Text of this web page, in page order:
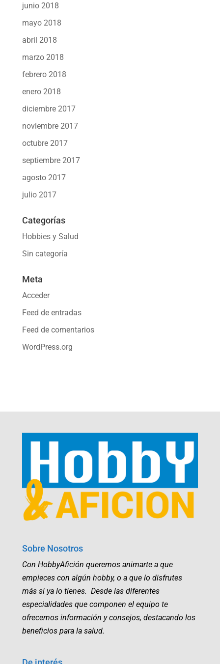
junio 2018
mayo 2018
abril 2018
marzo 2018
febrero 2018
enero 2018
diciembre 2017
noviembre 2017
octubre 2017
septiembre 2017
agosto 2017
julio 2017
Categorías
Hobbies y Salud
Sin categoría
Meta
Acceder
Feed de entradas
Feed de comentarios
WordPress.org
Sobre Nosotros
Con HobbyAfición queremos animarte a que
empieces con algún hobby, o a que lo disfrutes
más si ya lo tienes. Desde las diferentes
especialidades que componen el equipo te
ofrecemos información y consejos, destacando los
beneficios para la salud.